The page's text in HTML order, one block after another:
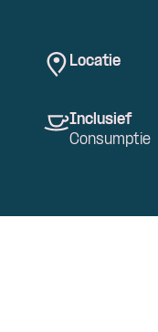
Locatie
Inclusief
Consumptie